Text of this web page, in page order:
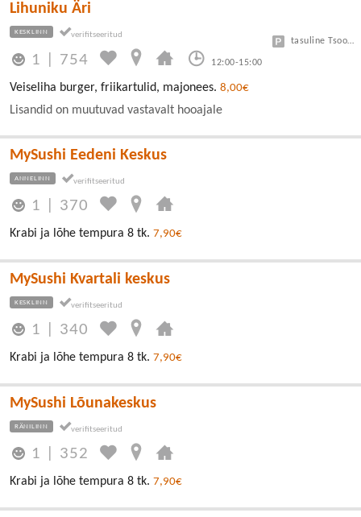
Lihuniku Äri
KESKLINN
1 754 12:00-15:00
tasuline Tsoon A 3 eur/h, B 1,5 eur/h
Veiseliha burger, friikartulid, majonees. 8,00€
Lisandid on muutuvad vastavalt hooajale
MySushi Eedeni Keskus
ANNELINN
1 370
Krabi ja lõhe tempura 8 tk. 7,90€
MySushi Kvartali keskus
KESKLINN
1 340
Krabi ja lõhe tempura 8 tk. 7,90€
MySushi Lõunakeskus
RÄNILINN
1 352
Krabi ja lõhe tempura 8 tk. 7,90€